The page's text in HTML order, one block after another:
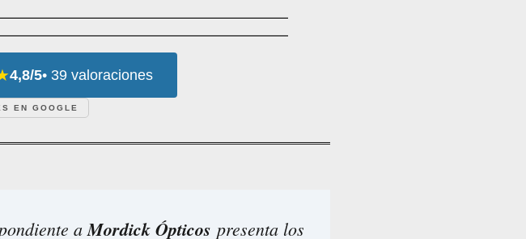
4,8/5• 39 valoraciones
EN GOOGLE
aMordick Ópticos presenta los